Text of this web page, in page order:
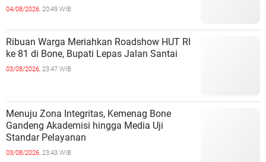
04/08/2026, 20:49 WIB
Ribuan Warga Meriahkan Roadshow HUT RI
ke 81 di Bone, Bupati Lepas Jalan Santai
03/08/2026, 23:47 WIB
Menuju Zona Integritas, Kemenag Bone
Gandeng Akademisi hingga Media Uji
Standar Pelayanan
03/08/2026, 23:43 WIB